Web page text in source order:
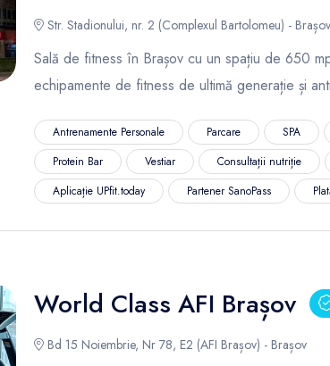
Str. Stadionului, nr. 2 (Complexul Bartolomeu) - Brașov
Sală de fitness în Brașov cu un spațiu de 650
echipamente de fitness de ultimă generație și
Antrenamente Personale Parcare SPA
Protein Bar
Vestiar Consultații nutriție
Aplicație UPfit.today
Partener SanoPass
World Class AFI Brașov
Bd 15 Noiembrie, Nr 78, E2 (AFI Brașov) - Brașov